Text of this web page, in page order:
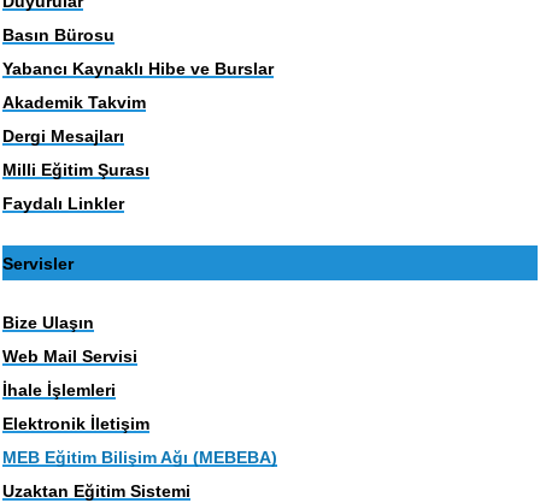
Basın Bürosu
Yabancı Kaynaklı Hibe ve Burslar
Akademik Takvim
Dergi Mesajları
Milli Eğitim Şurası
Faydalı Linkler
Servisler
Bize Ulaşın
Web Mail Servisi
İhale İşlemleri
Elektronik İletişim
MEB Eğitim Bilişim Ağı (MEBEBA)
Uzaktan Eğitim Sistemi